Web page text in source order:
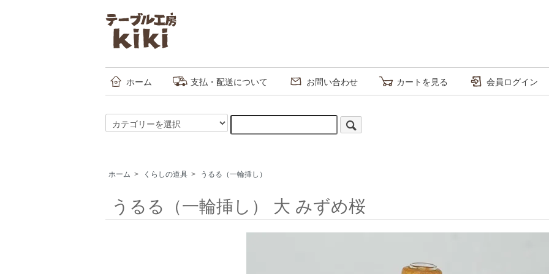
ホーム 支払・配送について お問い合わせ カートを見る 会員ログイン
ホーム > くらしの道具 > うるる（一輪挿し）
うるる（一輪挿し） 大 みずめ桜